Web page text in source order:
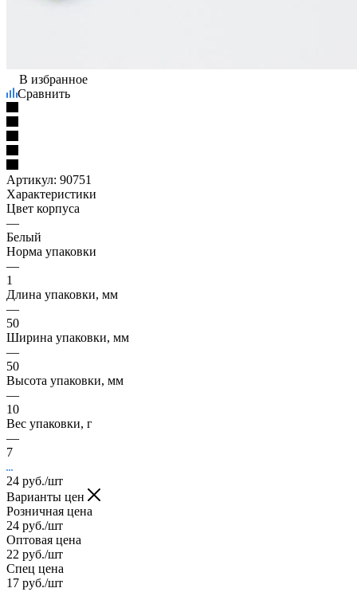
В избранное
Сравнить
Артикул: 90751
Характеристики
Цвет корпуса
—
Белый
Норма упаковки
—
1
Длина упаковки, мм
—
50
Ширина упаковки, мм
—
50
Высота упаковки, мм
—
10
Вес упаковки, г
—
7
24 руб./шт
Варианты цен
Розничная цена
24 руб./шт
Оптовая цена
22 руб./шт
Спец цена
17 руб./шт